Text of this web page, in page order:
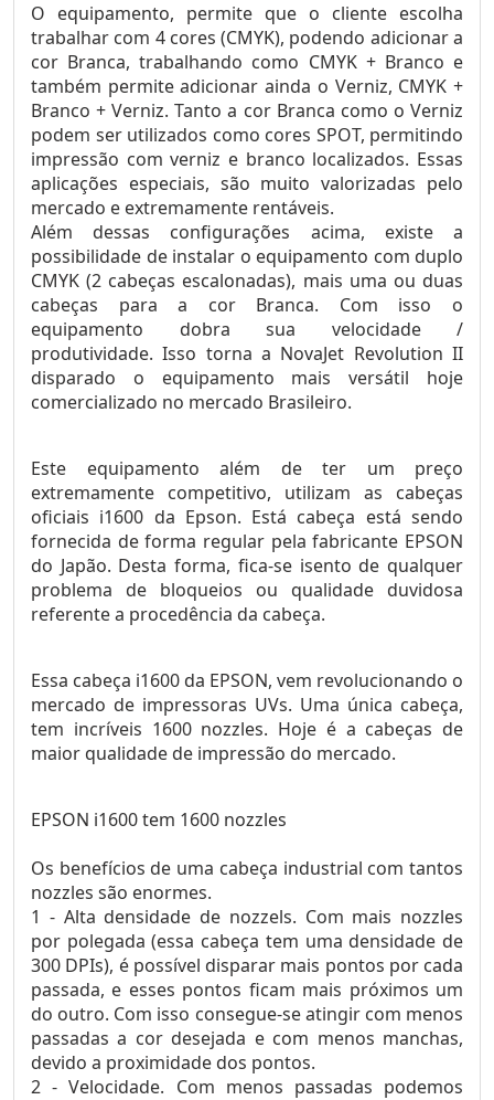
O equipamento, permite que o cliente escolha
trabalhar com 4 cores (CMYK), podendo adicionar a
cor Branca, trabalhando como CMYK + Branco e
também permite adicionar ainda o Verniz, CMYK +
Branco + Verniz. Tanto a cor Branca como o Verniz
podem ser utilizados como cores SPOT, permitindo
impressão com verniz e branco localizados. Essas
aplicações especiais, são muito valorizadas pelo
mercado e extremamente rentáveis.
Além dessas configurações acima, existe a
possibilidade de instalar o equipamento com duplo
CMYK (2 cabeças escalonadas), mais uma ou duas
cabeças para a cor Branca. Com isso o
equipamento dobra sua velocidade /
produtividade. Isso torna a NovaJet Revolution II
disparado o equipamento mais versátil hoje
comercializado no mercado Brasileiro.
Este equipamento além de ter um preço
extremamente competitivo, utilizam as cabeças
oficiais i1600 da Epson. Está cabeça está sendo
fornecida de forma regular pela fabricante EPSON
do Japão. Desta forma, fica-se isento de qualquer
problema de bloqueios ou qualidade duvidosa
referente a procedência da cabeça.
Essa cabeça i1600 da EPSON, vem revolucionando o
mercado de impressoras UVs. Uma única cabeça,
tem incríveis 1600 nozzles. Hoje é a cabeças de
maior qualidade de impressão do mercado.
EPSON i1600 tem 1600 nozzles
Os benefícios de uma cabeça industrial com tantos
nozzles são enormes.
1 - Alta densidade de nozzels. Com mais nozzles
por polegada (essa cabeça tem uma densidade de
300 DPIs), é possível disparar mais pontos por cada
passada, e esses pontos ficam mais próximos um
do outro. Com isso consegue-se atingir com menos
passadas a cor desejada e com menos manchas,
devido a proximidade dos pontos.
2 - Velocidade. Com menos passadas podemos